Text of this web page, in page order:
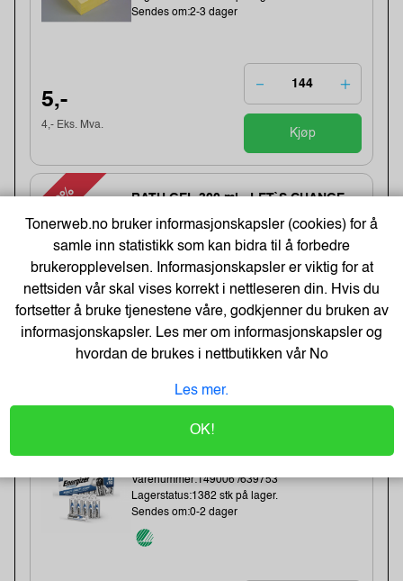
Sendes om:2-3 dager
5,-
4,- Eks. Mva.
Kjøp
-48%
BATH GEL 300 ml - LET`S CHANGE
Varenummer:184283 /BathGEL-300-ml
Lagerstatus:2550 stk på lager.
Sendes om:0-2 dager
6,-
(10-pk)
Varenummer:149006 /639753
Lagerstatus:1382 stk på lager.
Sendes om:0-2 dager
Tonerweb.no bruker informasjonskapsler (cookies) for å
samle inn statistikk som kan bidra til å forbedre
brukeropplevelsen. Informasjonskapsler er viktig for at
nettsiden vår skal vises korrekt i nettleseren din. Hvis du
fortsetter å bruke tjenestene våre, godkjenner du bruken av
informasjonskapsler. Les mer om informasjonskapsler og
hvordan de brukes i nettbutikken vårNo
Les mer.
OK!